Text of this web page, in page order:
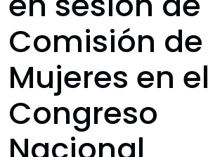
Comisión de
Mujeres en el
Congreso